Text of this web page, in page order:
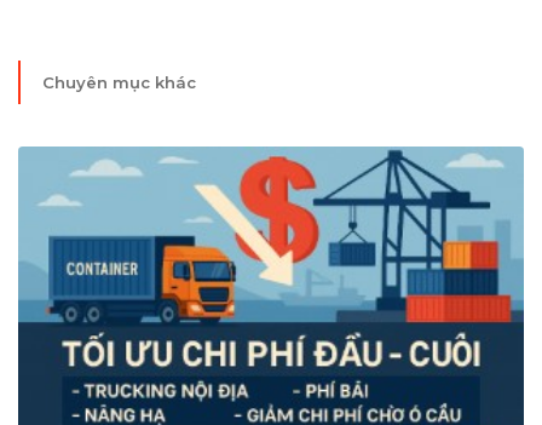
Chuyên mục khác